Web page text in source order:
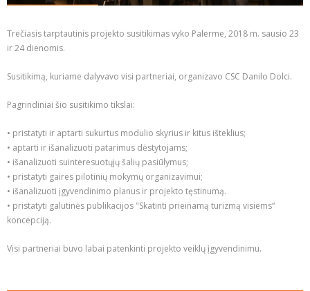
Trečiasis tarptautinis projekto susitikimas vyko Palerme, 2018 m. sausio 23
ir 24 dienomis.
Susitikimą, kuriame dalyvavo visi partneriai, organizavo CSC Danilo Dolci.
Pagrindiniai šio susitikimo tikslai:
• pristatyti ir aptarti sukurtus modulio skyrius ir kitus išteklius;
• aptarti ir išanalizuoti patarimus dėstytojams;
• išanalizuoti suinteresuotųjų šalių pasiūlymus;
• pristatyti gaires pilotinių mokymų organizavimui;
• išanalizuoti įgyvendinimo planus ir projekto tęstinumą.
• pristatyti galutinės publikacijos "Skatinti prieinamą turizmą visiems“
koncepciją.
Visi partneriai buvo labai patenkinti projekto veiklų įgyvendinimu.